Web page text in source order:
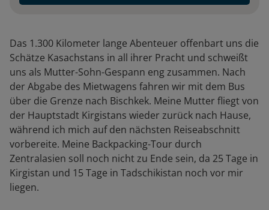
Das 1.300 Kilometer lange Abenteuer offenbart uns die
Schätze Kasachstans in all ihrer Pracht und schweißt
uns als Mutter-Sohn-Gespann eng zusammen. Nach
der Abgabe des Mietwagens fahren wir mit dem Bus
über die Grenze nach Bischkek. Meine Mutter fliegt von
der Hauptstadt Kirgistans wieder zurück nach Hause,
während ich mich auf den nächsten Reiseabschnitt
vorbereite. Meine Backpacking-Tour durch
Zentralasien soll noch nicht zu Ende sein, da 25 Tage in
Kirgistan und 15 Tage in Tadschikistan noch vor mir
liegen.